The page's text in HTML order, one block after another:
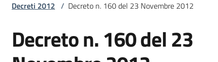
Accesso
Decreti 2012 / Decreto n. 160 del 23 Novembre 2012
Decreto n. 160 del 23